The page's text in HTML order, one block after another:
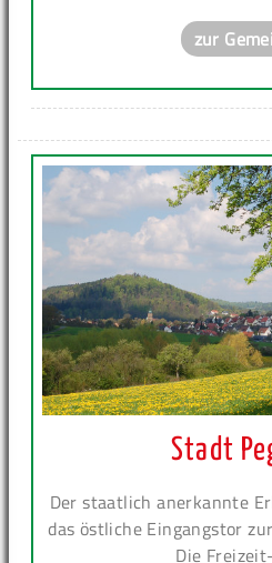
zur
Stadt
Der staatlich anerkannte
das östliche Eingangstor
Die